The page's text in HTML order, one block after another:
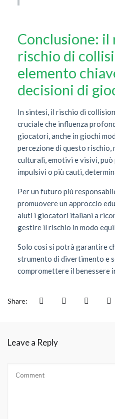
Conclusione: il
rischio di
elemento
decisioni di
In sintesi, il rischio di
cruciale che influenza
giocatori, anche in giochi
percezione di questo
culturali, emotivi e visivi,
impulsivi o più cauti,
Per un futuro più
promuovere un approccio
aiuti i giocatori italiani a
gestire il rischio in modo
Solo così si potrà garantire
strumento di divertimento e
compromettere il benessere
Share:
Leave a Reply